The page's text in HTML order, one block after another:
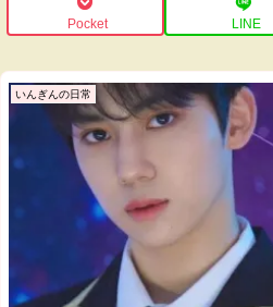
Pocket LINE
いんぎんの日常